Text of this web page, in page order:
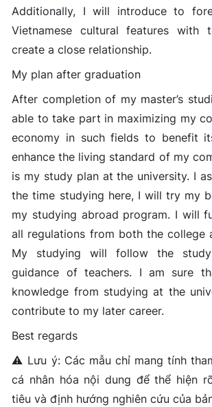
Additionally, I will introduce to
Vietnamese cultural features with
create a close relationship.
My plan after graduation
After completion of my master’s
able to take part in maximizing my
economy in such fields to benefit
enhance the living standard of my
is my study plan at the university. I
the time studying here, I will try my
my studying abroad program. I will
all regulations from both the college
My studying will follow the
guidance of teachers. I am sure
knowledge from studying at the
contribute to my later career.
Best regards
⚠️ Lưu ý: Các mẫu chỉ mang tính
cá nhân hóa nội dung để thể hiện
tiêu và định hướng nghiên cứu của